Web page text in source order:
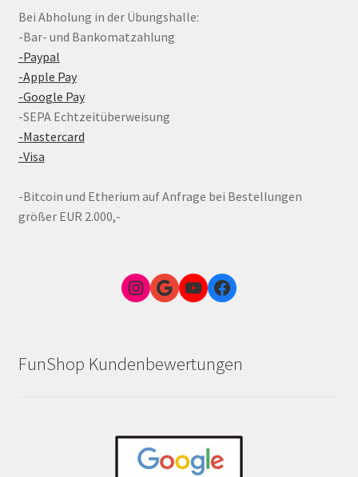
Bei Abholung in der Übungshalle:
-Bar- und Bankomatzahlung
-Paypal
-Apple Pay
-Google Pay
-SEPA Echtzeitüberweisung
-Mastercard
-Visa
-Bitcoin und Etherium auf Anfrage bei Bestellungen
größer EUR 2.000,-
Instagram
Google Link zum FunShop WienYouTubeFacebook
FunShop Kundenbewertungen